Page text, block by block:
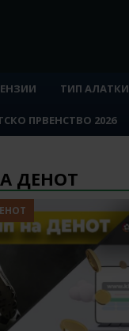
ТИП АЛАТКИ
ПРВЕНСТВО 2026
ДЕНОТ